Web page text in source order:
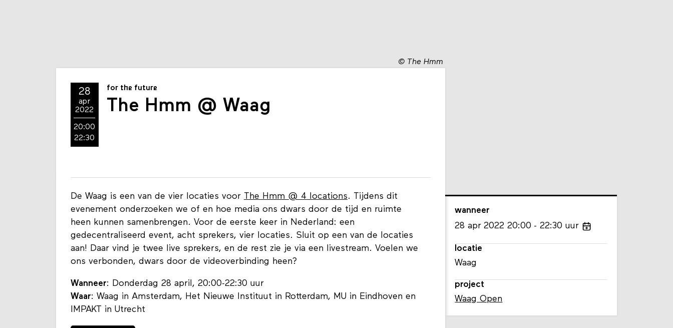
© The Hmm
28
apr
2022
20:00
22:30
for the future
The Hmm @ Waag
De Waag is een van de vier locaties voor The Hmm @ 4 locations. Tijdens dit
evenement onderzoeken we of en hoe media ons dwars door de tijd en ruimte
heen kunnen samenbrengen. Voor de eerste keer in Nederland: een
gedecentraliseerd event, acht sprekers, vier locaties. Sluit op een van de locaties
aan! Daar vind je twee live sprekers, en de rest zie je via een livestream. Voelen we
ons verbonden, dwars door de videoverbinding heen?
Wanneer: Donderdag 28 april, 20:00-22:30 uur
Waar: Waag in Amsterdam, Het Nieuwe Instituut in Rotterdam, MU in Eindhoven en
IMPAKT in Utrecht
wanneer
28 apr 2022 20:00 22:30 uur
locatie
Waag
project
Waag Open